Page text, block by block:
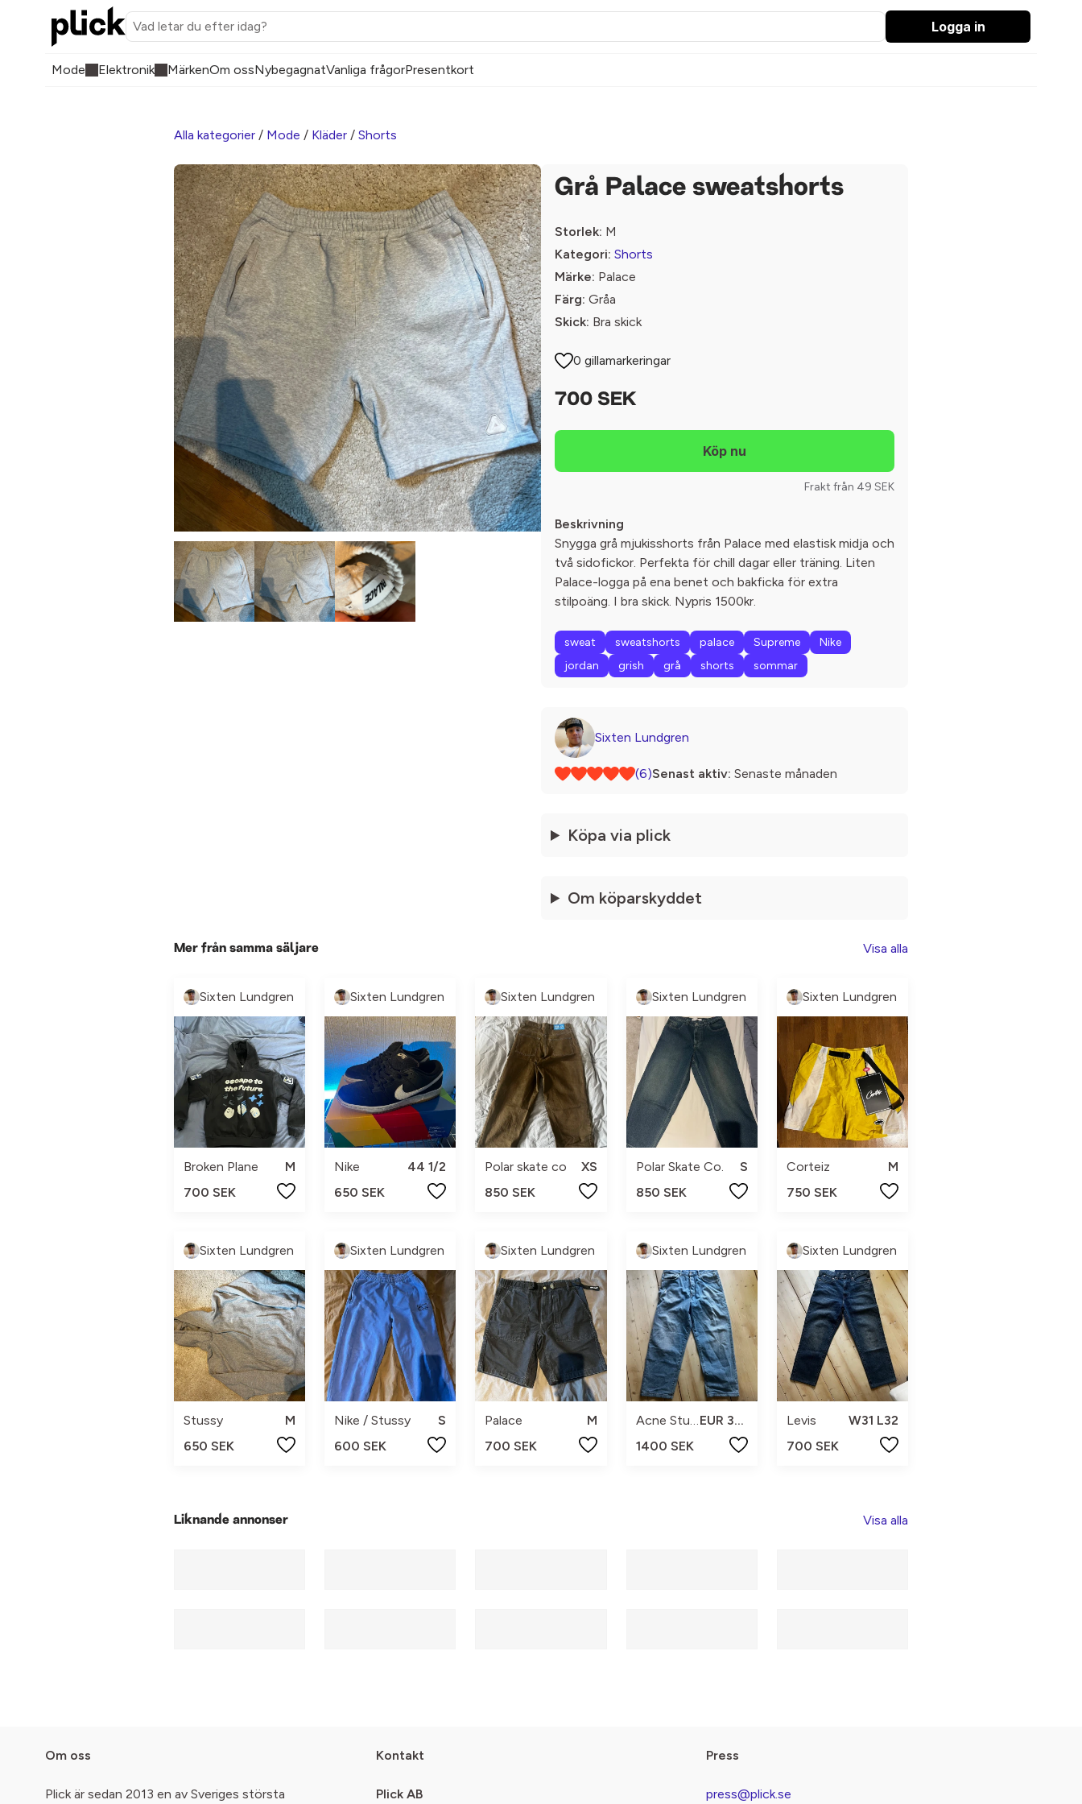
Logga in
Mode Elektronik MärkenOm ossNybegagnatVanliga frågorPresentkort
Alla kategorier / Mode / Kläder / Shorts
Grå Palace sweatshorts
Storlek: M
Kategori: Shorts
Märke: Palace
Färg: Gråa
Skick: Bra skick
0 gillamarkeringar
700 SEK
Frakt från 49 SEK
Beskrivning
Snygga grå mjukisshorts från Palace med elastisk midja och
två sidofickor. Perfekta för chill dagar eller träning. Liten
Palace-logga på ena benet och bakficka för extra
stilpoäng. I bra skick. Nypris 1500kr.
sweat sweatshorts palace Supreme
Nike
jordan
grish grå shorts sommar
Sixten Lundgren
(6)Senast aktiv: Senaste månaden
Köpa via plick
Om köparskyddet
Mer från samma säljare Visa alla
Sixten Lundgren
Broken Plane
M
700 SEK
Sixten Lundgren
Nike
44 1/2
650 SEK
Sixten Lundgren
Polar skate co
XS
850 SEK
Sixten Lundgren
Polar Skate Co.
S
850 SEK
Sixten Lundgren
Corteiz
M
750 SEK
Sixten Lundgren
Stussy
M
650 SEK
Sixten Lundgren
Nike / Stussy
S
600 SEK
Sixten Lundgren
Palace
M
700 SEK
Sixten Lundgren
Acne Studios
EUR 31 34
1400 SEK
Sixten Lundgren
Levis
W31 L32
700 SEK
Liknande annonser Visa alla
Om oss
Plick är sedan 2013 en av Sveriges största
Kontakt
Plick AB
Press
press@plick.se